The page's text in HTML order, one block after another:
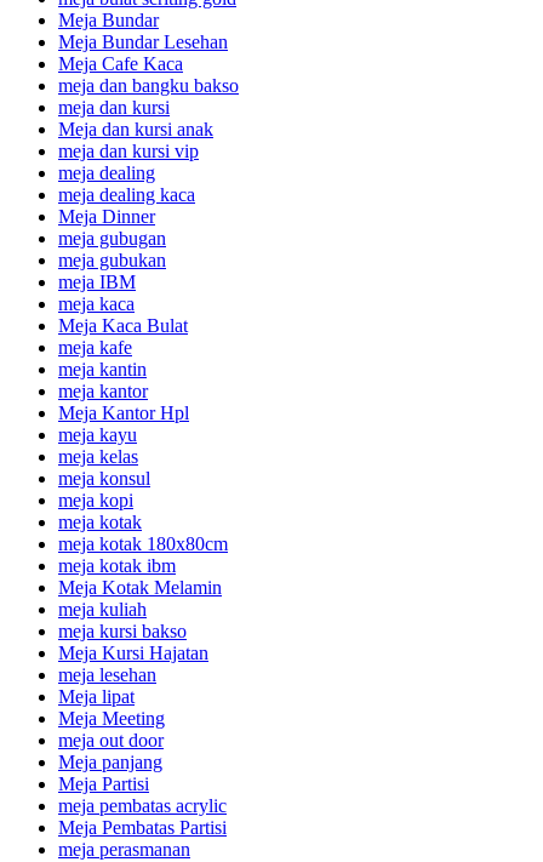
Meja Bundar
Meja Bundar Lesehan
Meja Cafe Kaca
meja dan bangku bakso
meja dan kursi
Meja dan kursi anak
meja dan kursi vip
meja dealing
meja dealing kaca
Meja Dinner
meja gubugan
meja gubukan
meja IBM
meja kaca
Meja Kaca Bulat
meja kafe
meja kantin
meja kantor
Meja Kantor Hpl
meja kayu
meja kelas
meja konsul
meja kopi
meja kotak
meja kotak 180x80cm
meja kotak ibm
Meja Kotak Melamin
meja kuliah
meja kursi bakso
Meja Kursi Hajatan
meja lesehan
Meja lipat
Meja Meeting
meja out door
Meja panjang
Meja Partisi
meja pembatas acrylic
Meja Pembatas Partisi
meja perasmanan